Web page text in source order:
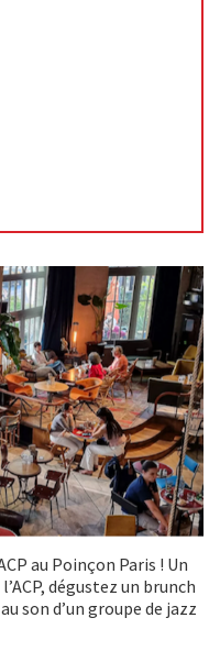
au Poinçon Paris ! Un
dégustez un brunch
son d’un groupe de jazz